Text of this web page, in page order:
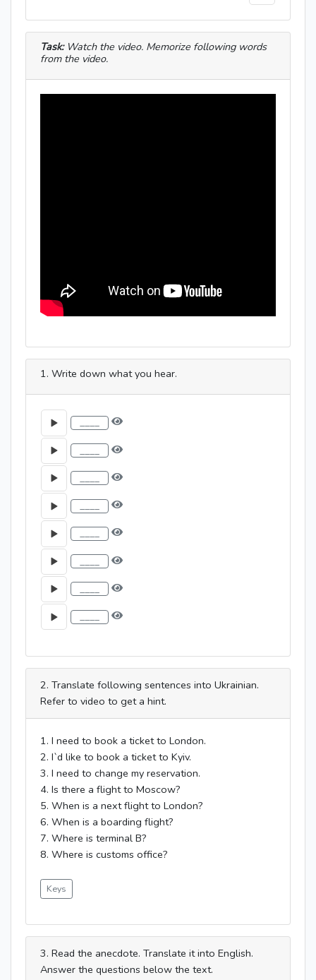
Task: Watch the video. Memorize following words
from the video.
1. Write down what you hear.
2. Translate following sentences into Ukrainian.
Refer to video to get a hint.
1. I need to book a ticket to London.
2. I`d like to book a ticket to Kyiv.
3. I need to change my reservation.
4. Is there a flight to Moscow?
5. When is a next flight to London?
6. When is a boarding flight?
7. Where is terminal B?
8. Where is customs office?
Keys
3. Read the anecdote. Translate it into English.
Answer the questions below the text.